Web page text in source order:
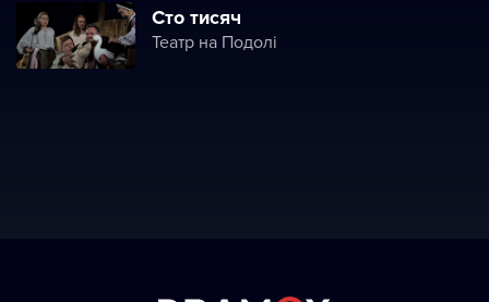
Сто тисяч
Театр на Подолі